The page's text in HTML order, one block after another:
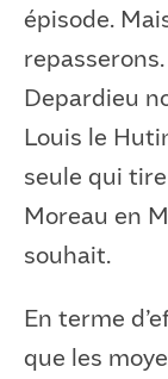
épisode.
Depardieu
Louis le
seule qui
Moreau en
souhait.
En terme
que les